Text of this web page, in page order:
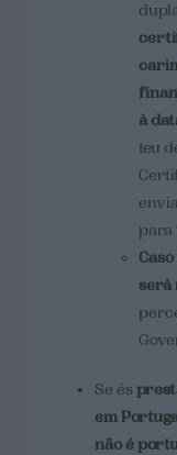
à
teu
para
será
Se és
em
não é